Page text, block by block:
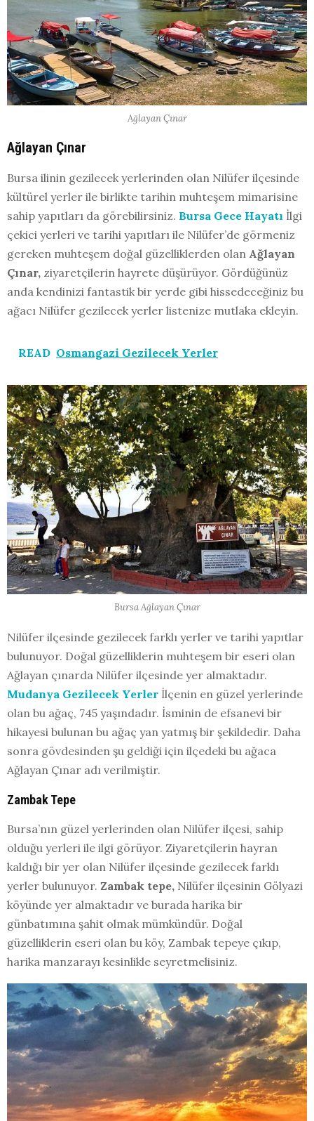
Ağlayan Çınar
Ağlayan Çınar
Bursa ilinin gezilecek yerlerinden olan Nilüfer ilçesinde
kültürel yerler ile birlikte tarihin muhteşem mimarisine
sahip yapıtları da görebilirsiniz. Bursa Gece Hayatı İlgi
çekici yerleri ve tarihi yapıtları ile Nilüfer’de görmeniz
gereken muhteşem doğal güzelliklerden olan Ağlayan
Çınar, ziyaretçilerin hayrete düşürüyor. Gördüğünüz
anda kendinizi fantastik bir yerde gibi hissedeceğiniz bu
ağacı Nilüfer gezilecek yerler listenize mutlaka ekleyin.
READ Osmangazi Gezilecek Yerler
Bursa Ağlayan Çınar
Nilüfer ilçesinde gezilecek farklı yerler ve tarihi yapıtlar
bulunuyor. Doğal güzelliklerin muhteşem bir eseri olan
Ağlayan çınarda Nilüfer ilçesinde yer almaktadır.
Mudanya Gezilecek Yerler İlçenin en güzel yerlerinde
olan bu ağaç, 745 yaşındadır. İsminin de efsanevi bir
hikayesi bulunan bu ağaç yan yatmış bir şekildedir. Daha
sonra gövdesinden şu geldiği için ilçedeki bu ağaca
Ağlayan Çınar adı verilmiştir.
Zambak Tepe
Bursa’nın güzel yerlerinden olan Nilüfer ilçesi, sahip
olduğu yerleri ile ilgi görüyor. Ziyaretçilerin hayran
kaldığı bir yer olan Nilüfer ilçesinde gezilecek farklı
yerler bulunuyor. Zambak tepe, Nilüfer ilçesinin Gölyazi
köyünde yer almaktadır ve burada harika bir
günbatımına şahit olmak mümkündür. Doğal
güzelliklerin eseri olan bu köy, Zambak tepeye çıkıp,
harika manzarayı kesinlikle seyretmelisiniz.